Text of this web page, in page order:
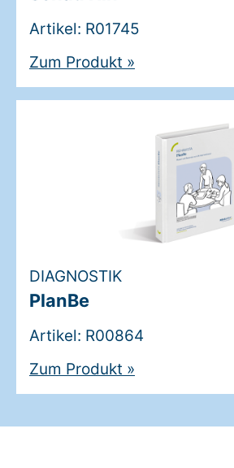
Artikel: R01745
Zum Produkt »
DIAGNOSTIK
PlanBe
Artikel: R00864
Zum Produkt »